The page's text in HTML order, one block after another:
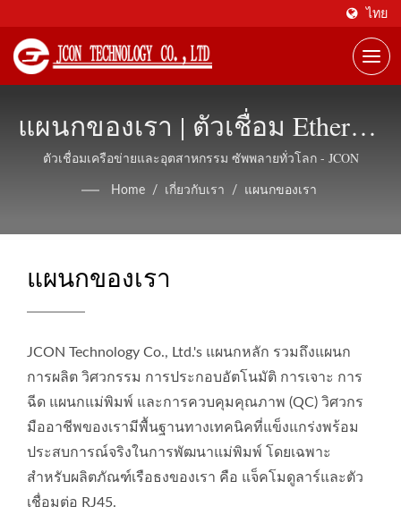
ไทย
แผนกของเรา | ตัวเชื่อม Ethernet
ที่มีการป้องกัน สนับสนุน
OEM/ODM - JCON
ตัวเชื่อมเครือข่ายและอุตสาหกรรม ซัพพลายทั่วโลก - JCON
Home / เกี่ยวกับเรา / แผนกของเรา
แผนกของเรา
JCON Technology Co., Ltd.'s แผนกหลัก รวมถึงแผนก
การผลิต วิศวกรรม การประกอบอัตโนมัติ การเจาะ การ
ฉีด แผนกแม่พิมพ์ และการควบคุมคุณภาพ (QC) วิศวกร
มืออาชีพของเรามีพื้นฐานทางเทคนิคที่แข็งแกร่งพร้อม
ประสบการณ์จริงในการพัฒนาแม่พิมพ์ โดยเฉพาะ
สำหรับผลิตภัณฑ์เรือธงของเรา คือ แจ็คโมดูลาร์และตัว
เชื่อมต่อ RJ45.